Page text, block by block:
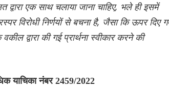
एक साथ चलाया जाना चाहिए, भले ही इसमें
विरोधी निर्णयों से बचना है, जैसा कि ऊपर दिए
द्वारा की गई प्रार्थना स्वीकार करने की
याचिका नंबर 2459/2022